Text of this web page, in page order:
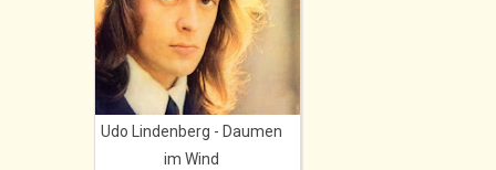
Udo Lindenberg - Daumen
im Wind